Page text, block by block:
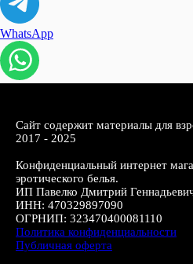
WhatsApp
Сайт содержит материалы для
2017 - 2025
Конфиденциальный интернет
эротического белья.
ИП Павелко Дмитрий
ИНН: 470329897090
ОГРНИП: 323470400081110
Политика конфиденциальности
Публичная оферта